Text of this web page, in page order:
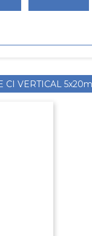
CI VERTICAL